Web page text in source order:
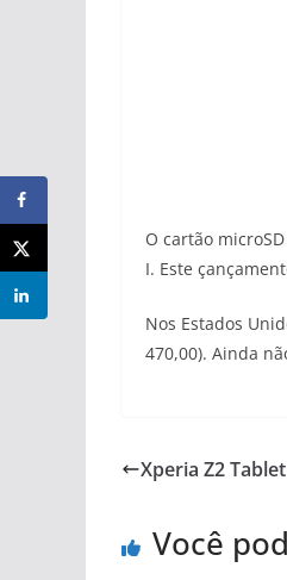
O cartão
I. Este
Nos Estados
470,00). Ainda
Xperia Z2
Você